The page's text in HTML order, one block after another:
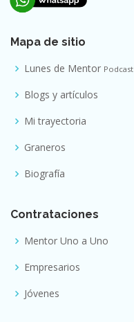
Mapa de sitio
Lunes de Mentor Podcast
Blogs y artículos
Mi trayectoria
Graneros
Biografía
Contrataciones
Mentor Uno a Uno
Empresarios
Jóvenes